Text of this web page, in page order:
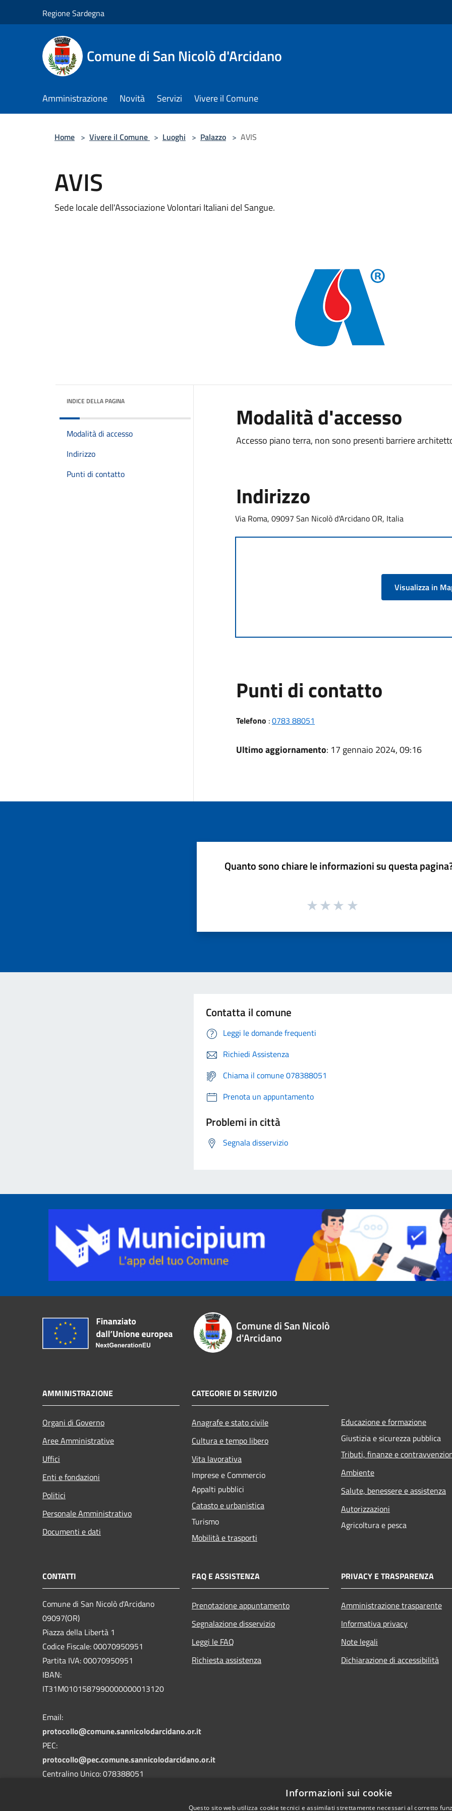
Regione Sardegna
Comune di San Nicolò d'Arcidano
Amministrazione Novità Servizi Vivere il Comune
Home > Vivere il Comune > Luoghi > Palazzo > AVIS
AVIS
Sede locale dell'Associazione Volontari Italiani del Sangue.
INDICE DELLA PAGINA
Modalità di accesso
Indirizzo
Punti di contatto
Modalità d'accesso
Accesso piano terra, non sono presenti barriere
Indirizzo
Via Roma, 09097 San Nicolò d'Arcidano OR, Italia
Visualizza in
Punti di contatto
Telefono :0783 88051
Ultimo aggiornamento: 17 gennaio 2024, 09:16
Quanto sono chiare le informazioni su questa
Contatta il comune
Leggi le domande frequenti
Richiedi Assistenza
Chiama il comune 078388051
Prenota un appuntamento
Problemi in città
Segnala disservizio
Comune di San Nicolò
d'Arcidano
AMMINISTRAZIONE
Organi di Governo
Aree Amministrative
Uffici
Enti e fondazioni
Politici
Personale Amministrativo
Documenti e dati
CATEGORIE DI SERVIZIO
Anagrafe e stato civile
Cultura e tempo libero
Vita lavorativa
Imprese e Commercio
Appalti pubblici
Catasto e urbanistica
Turismo
Mobilità e trasporti
Educazione e formazione
Giustizia e sicurezza pubblica
Tributi, finanze e
Ambiente
Salute, benessere e assistenza
Autorizzazioni
Agricoltura e pesca
CONTATTI
Comune di San Nicolò d'Arcidano
09097(OR)
Piazza della Libertà 1
Codice Fiscale: 00070950951
Partita IVA: 00070950951
IBAN:
IT31M0101587990000000013120
Email:
protocollo@comune.sannicolodarcidano.or.it
PEC:
protocollo@pec.comune.sannicolodarcidano.or.it
Centralino Unico: 078388051
FAQ E ASSISTENZA
Prenotazione appuntamento
Segnalazione disservizio
Leggi le FAQ
Richiesta assistenza
PRIVACY E TRASPARENZA
Amministrazione trasparente
Informativa privacy
Note legali
Dichiarazione di accessibilità
Informazioni sui cookie
Questo sito web utilizza cookie tecnici e assimilati strettamente necessari al corretto